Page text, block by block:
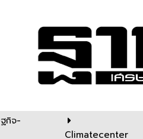
กิจ-
Climatecenter